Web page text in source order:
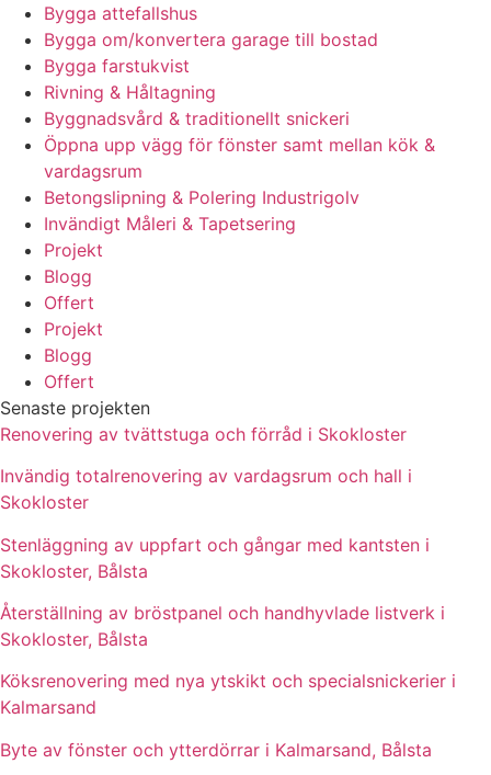
Bygga attefallshus
Bygga om/konvertera garage till bostad
Bygga farstukvist
Rivning & Håltagning
Byggnadsvård & traditionellt snickeri
Öppna upp vägg för fönster samt mellan kök &
vardagsrum
Betongslipning & Polering Industrigolv
Invändigt Måleri & Tapetsering
Projekt
Blogg
Offert
Projekt
Blogg
Offert
Senaste projekten
Renovering av tvättstuga och förråd i Skokloster
Invändig totalrenovering av vardagsrum och hall i
Skokloster
Stenläggning av uppfart och gångar med kantsten i
Skokloster, Bålsta
Återställning av bröstpanel och handhyvlade listverk i
Skokloster, Bålsta
Köksrenovering med nya ytskikt och specialsnickerier i
Kalmarsand
Byte av fönster och ytterdörrar i Kalmarsand, Bålsta